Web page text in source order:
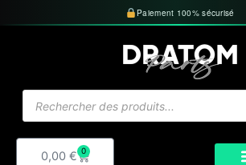
au
Paiement 100% sécurisé
de
0,00 € 0
Panier